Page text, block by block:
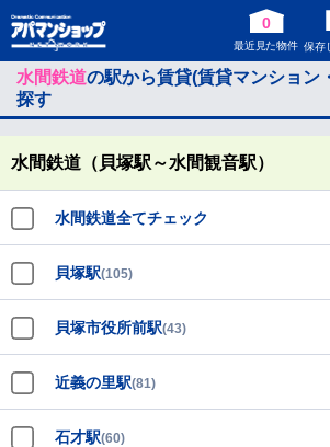
0
最近見た物件 保存
水間鉄道の駅から賃貸(賃貸マンション
探す
水間鉄道（貝塚駅～水間観音駅）
水間鉄道全てチェック
貝塚駅(105)
貝塚市役所前駅(43)
近義の里駅(81)
石才駅(60)